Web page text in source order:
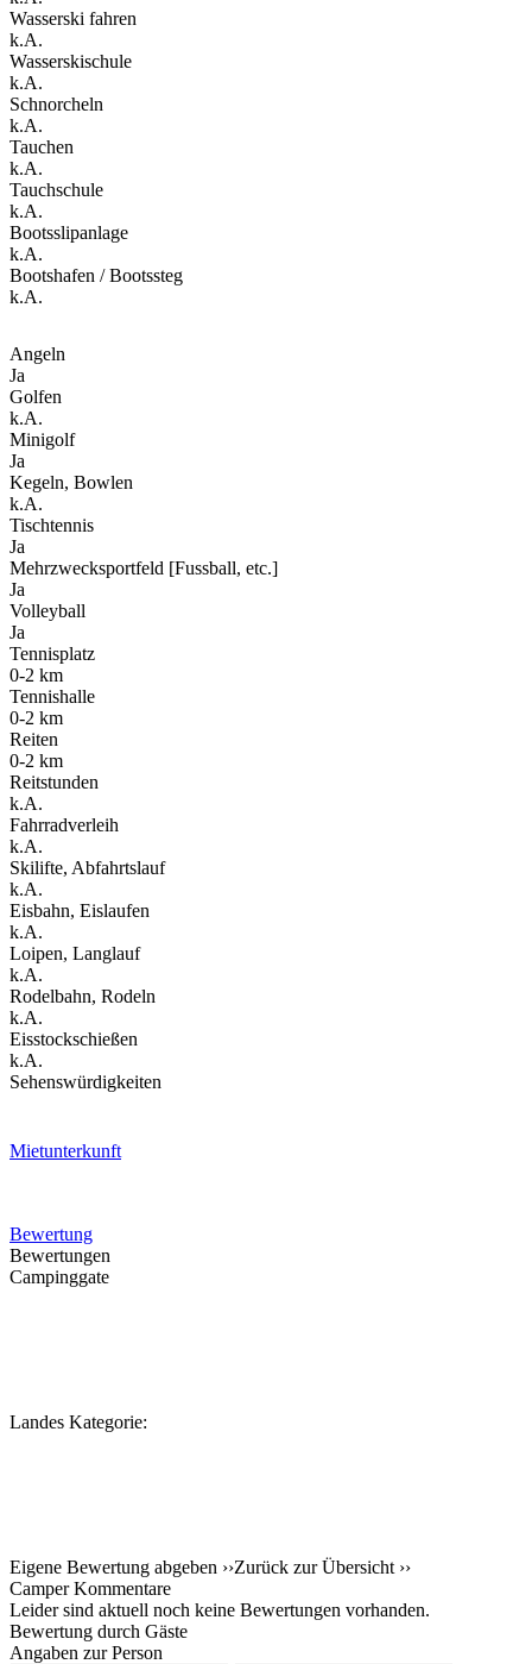
Wasserski fahren
k.A.
Wasserskischule
k.A.
Schnorcheln
k.A.
Tauchen
k.A.
Tauchschule
k.A.
Bootsslipanlage
k.A.
Bootshafen / Bootssteg
k.A.
Angeln
Ja
Golfen
k.A.
Minigolf
Ja
Kegeln, Bowlen
k.A.
Tischtennis
Ja
Mehrzwecksportfeld [Fussball, etc.]
Ja
Volleyball
Ja
Tennisplatz
0-2 km
Tennishalle
0-2 km
Reiten
0-2 km
Reitstunden
k.A.
Fahrradverleih
k.A.
Skilifte, Abfahrtslauf
k.A.
Eisbahn, Eislaufen
k.A.
Loipen, Langlauf
k.A.
Rodelbahn, Rodeln
k.A.
Eisstockschießen
k.A.
Sehenswürdigkeiten
Mietunterkunft
Bewertung
Bewertungen
Campinggate
Landes Kategorie:
Eigene Bewertung abgeben ››Zurück zur Übersicht ››
Camper Kommentare
Leider sind aktuell noch keine Bewertungen vorhanden.
Bewertung durch Gäste
Angaben zur Person